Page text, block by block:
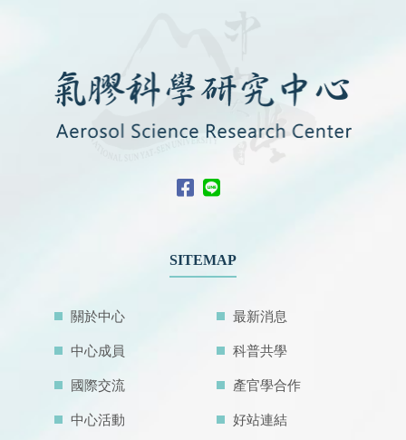
SITEMAP
關於中心 最新消息
中心成員 科普共學
國際交流 產官學合作
中心活動 好站連結